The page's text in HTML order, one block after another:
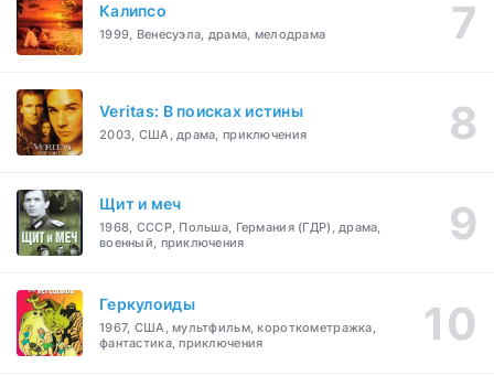
Калипсо
1999, Венесуэла, драма, мелодрама
Veritas: В поисках истины
2003, США, драма, приключения
Щит и меч
1968, СССР, Польша, Германия (ГДР), драма,
военный, приключения
Геркулоиды
1967, США, мультфильм, короткометражка,
фантастика, приключения